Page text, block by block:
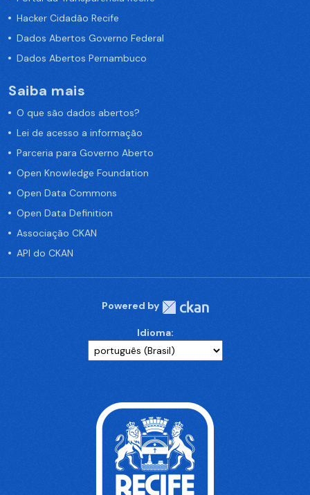
Hacker Cidadão Recife
Dados Abertos Governo Federal
Dados Abertos Pernambuco
Saiba mais
O que são dados abertos?
Lei de acesso a informação
Parceria para Governo Aberto
Open Knowledge Foundation
Open Data Commons
Open Data Definition
Associação CKAN
API do CKAN
Powered by
Idioma